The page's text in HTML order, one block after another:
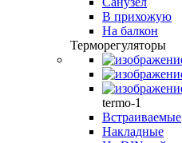
В прихожую
На балкон
Терморегуляторы
termo-1
Встраиваемые
Накладные